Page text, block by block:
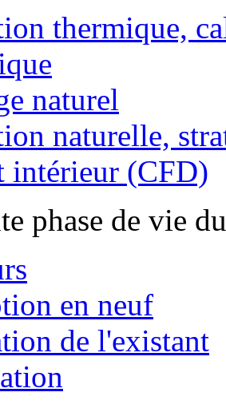
thermique,
naturel
naturelle,
intérieur (CFD)
phase de vie
en neuf
de l'existant